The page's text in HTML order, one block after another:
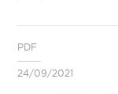
PDF
24/09/2021